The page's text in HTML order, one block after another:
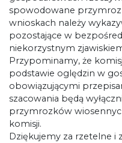
spowodowane
wnioskach należy
pozostające w
niekorzystnym
Przypominamy, że
podstawie oględzin w
obowiązującymi
szacowania będą
przymrozków
komisji.
Dziękujemy za rzetelne i